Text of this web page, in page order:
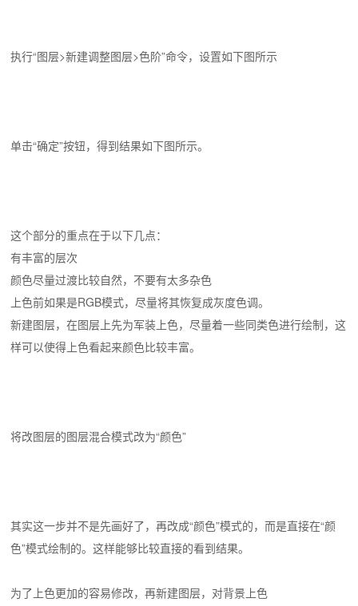
执行“图层>新建调整图层>色阶”命令，设置如下图所示
单击“确定”按钮，得到结果如下图所示。
这个部分的重点在于以下几点：
有丰富的层次
颜色尽量过渡比较自然，不要有太多杂色
上色前如果是RGB模式，尽量将其恢复成灰度色调。
新建图层，在图层上先为军装上色，尽量着一些同类色进行绘制，这
样可以使得上色看起来颜色比较丰富。
将改图层的图层混合模式改为“颜色”
其实这一步并不是先画好了，再改成“颜色”模式的，而是直接在“颜
色”模式绘制的。这样能够比较直接的看到结果。
为了上色更加的容易修改，再新建图层，对背景上色